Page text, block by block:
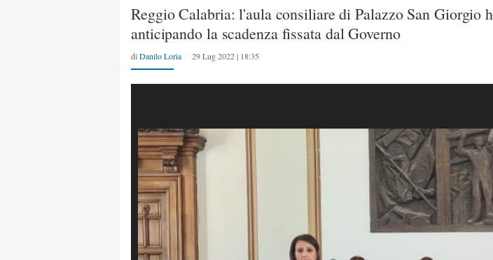
Reggio Calabria: l'aula consiliare di Palazzo San Giorgio
anticipando la scadenza fissata dal Governo
di Danilo Loria 29 Lug 2022 | 18:35